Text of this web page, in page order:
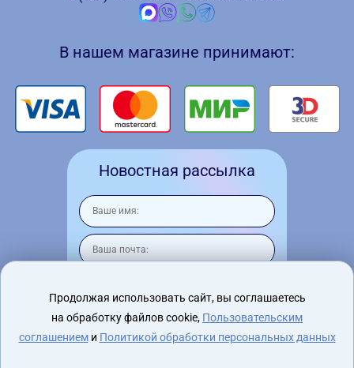
В нашем магазине принимают:
Новостная рассылка
Я согласен на обработку персональных
данных
Продолжая использовать сайт, вы соглашаетесь
на обработку файлов cookie, Пользовательским
соглашениеми Политикой обработки персональных данных